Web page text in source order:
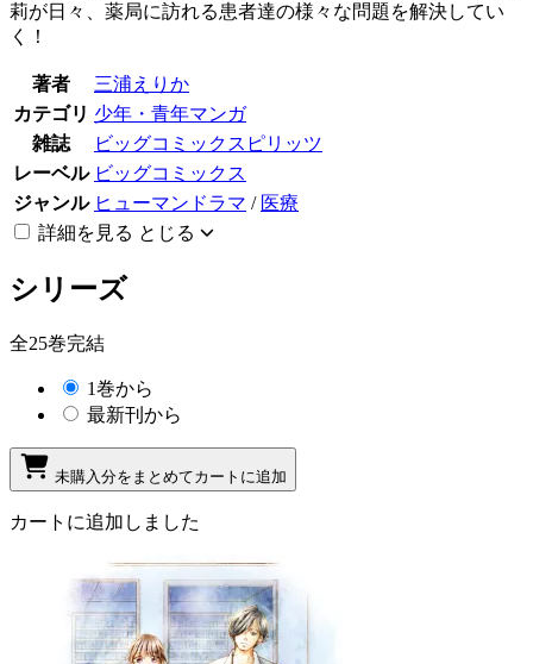
莉が日々、薬局に訪れる患者達の様々な問題を解決してい
く！
著者
三浦えりか
カテゴリ 少年・青年マンガ
雑誌
ビッグコミックスピリッツ
レーベル ビッグコミックス
ジャンル ヒューマンドラマ / 医療
詳細を見る とじる
シリーズ
全25巻完結
1巻から
最新刊から
未購入分をまとめてカートに追加
カートに追加しました